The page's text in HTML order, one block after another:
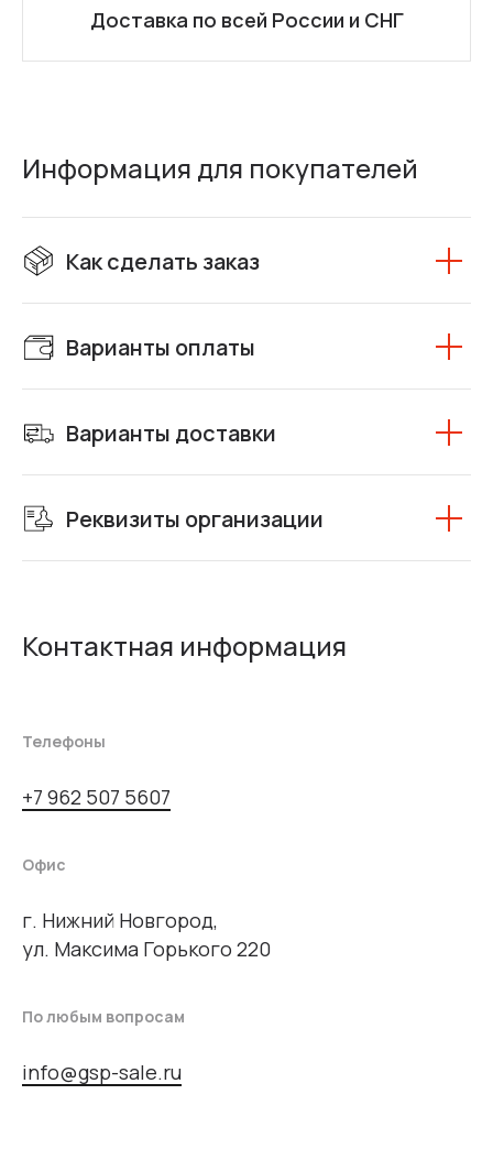
Доставка по всей России и СНГ
Информация для покупателей
Как сделать заказ
Варианты оплаты
Варианты доставки
Реквизиты организации
Контактная информация
Телефоны
+7 962 507 5607
Офис
г. Нижний Новгород,
ул. Максима Горького 220
По любым вопросам
info@gsp-sale.ru